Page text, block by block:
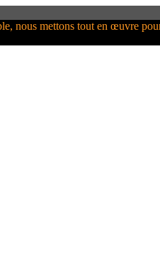
nous mettons tout en œuvre